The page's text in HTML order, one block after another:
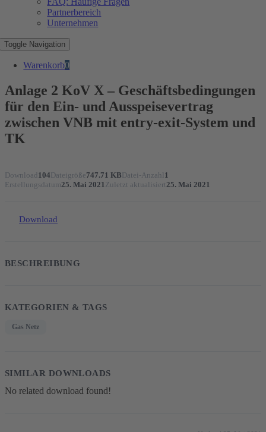
Partnerbereich
Unternehmen
Toggle Navigation
Warenkorb0
Anlage 2 KoV X – Geschäftsbedingungen
für den Ein- und Ausspeisevertrag
zwischen VNB mit entry-exit-System und
TK
Download 104Dateigröße747.71 KBDatei-Anzahl 1
Erstellungsdatum25. Mai 2021 Zuletzt aktualisiert 25. Mai 2021
Download
BESCHREIBUNG
KATEGORIEN & TAGS
Gas Netz
SIMILAR DOWNLOADS
No related download found!